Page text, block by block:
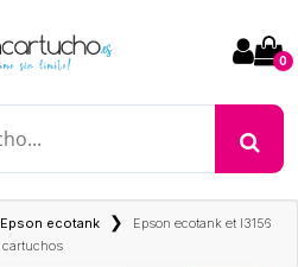
0
Epson ecotank❯
Epson ecotank et l3156
cartuchos